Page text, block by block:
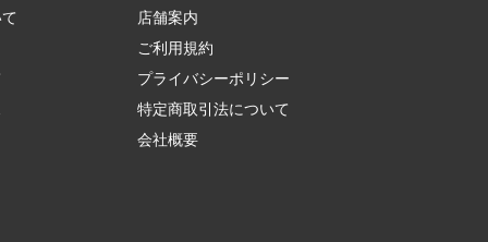
店舗案内
ご利用規約
プライバシーポリシー
特定商取引法について
会社概要